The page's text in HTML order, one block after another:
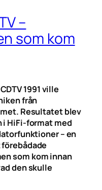
–
som kom
1991 ville
från
Resultatet blev
HiFi-format med
– en
som kom innan
den skulle